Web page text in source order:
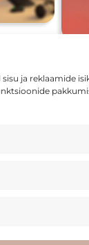
ja reklaamide
o g
© 2026